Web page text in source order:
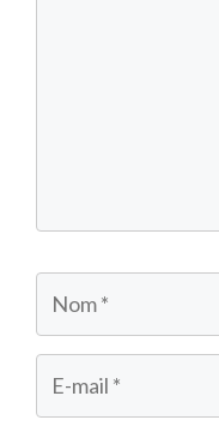
Nom
E-
mail